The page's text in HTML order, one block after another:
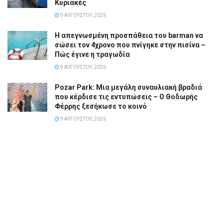
Κυριακές
9 ΑΥΓΟΎΣΤΟΥ, 2026
Η απεγνωσμένη προσπάθεια του barman να
σώσει τον 4χρονο που πνίγηκε στην πισίνα –
Πώς έγινε η τραγωδία
9 ΑΥΓΟΎΣΤΟΥ, 2026
Pozar Park: Μια μεγάλη συναυλιακή βραδιά
που κέρδισε τις εντυπώσεις – Ο Θοδωρής
Φέρρης ξεσήκωσε το κοινό
9 ΑΥΓΟΎΣΤΟΥ, 2026